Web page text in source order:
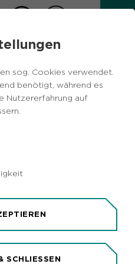
sog. Cookies verwendet.
benötigt, während es
Nutzererfahrung auf